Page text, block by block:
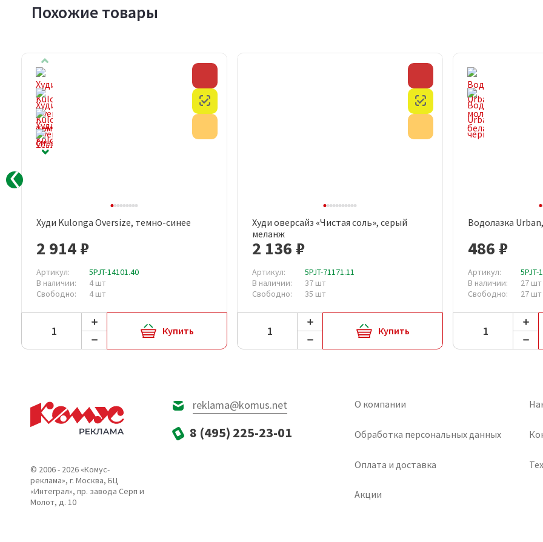
Похожие товары
Честный знак
Быстрый просмотр
Худи Kulonga Oversize, темно-синее
2 914 ₽
Артикул:
5PJT-14101.40
В наличии:
4 шт
Свободно:
4 шт
Купить
Честный знак
Быстрый просмотр
Худи оверсайз «Чистая соль», серый
меланж
2 136 ₽
Артикул:
5PJT-71171.11
В наличии:
37 шт
Свободно:
35 шт
Купить
Водолазка
486 ₽
Артикул:
5PJT-
В наличии:
27 шт
Свободно:
27 шт
© 2006 - 2026 «Комус-
реклама», г. Москва, БЦ
«Интеграл», пр. завода Серп и
Молот, д. 10
reklama@komus.net
8 (495) 225-23-01
О компании
Обработка персональных данных
Оплата и доставка
Акции